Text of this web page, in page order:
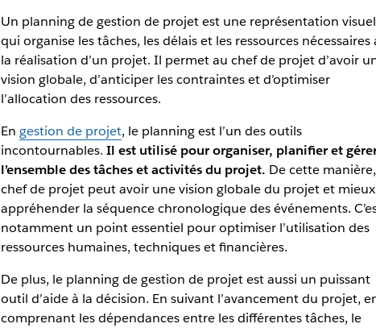
Un planning de gestion de projet est une représentation
qui organise les tâches, les délais et les ressources nécessaires
la réalisation d’un projet. Il permet au chef de projet d’avoir
vision globale, d’anticiper les contraintes et d’optimiser
l’allocation des ressources.
En gestion de projet, le planning est l’un des outils
incontournables. Il est utilisé pour organiser, planifier et
l’ensemble des tâches et activités du projet. De cette
chef de projet peut avoir une vision globale du projet et mieux
appréhender la séquence chronologique des événements.
notamment un point essentiel pour optimiser l’utilisation des
ressources humaines, techniques et financières.
De plus, le planning de gestion de projet est aussi un puissant
outil d’aide à la décision. En suivant l’avancement du projet,
comprenant les dépendances entre les différentes tâches, le